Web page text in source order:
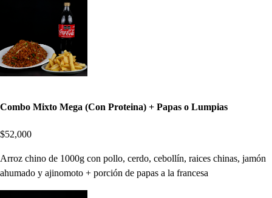
Combo Mixto Mega (Con Proteina) + Papas o Lumpias
$52,000
Arroz chino de 1000g con pollo, cerdo, cebollín, raices chinas, jamón
ahumado y ajinomoto + porción de papas a la francesa